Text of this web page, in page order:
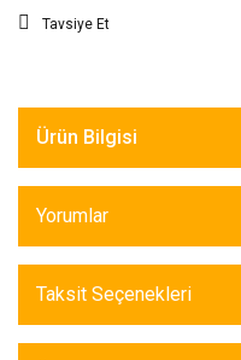
Tavsiye Et
Ürün Bilgisi
Yorumlar
Taksit Seçenekleri